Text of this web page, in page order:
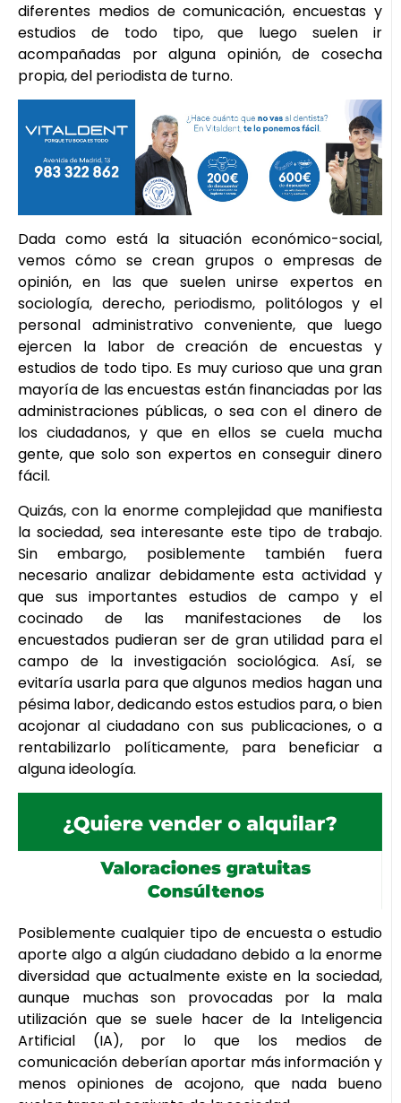
diferentes medios de comunicación, encuestas y
estudios de todo tipo, que luego suelen ir
acompañadas por alguna opinión, de cosecha
propia, del periodista de turno.
Dada como está la situación económico-social,
vemos cómo se crean grupos o empresas de
opinión, en las que suelen unirse expertos en
sociología, derecho, periodismo, politólogos y el
personal administrativo conveniente, que luego
ejercen la labor de creación de encuestas y
estudios de todo tipo. Es muy curioso que una gran
mayoría de las encuestas están financiadas por las
administraciones públicas, o sea con el dinero de
los ciudadanos, y que en ellos se cuela mucha
gente, que solo son expertos en conseguir dinero
fácil.
Quizás, con la enorme complejidad que manifiesta
la sociedad, sea interesante este tipo de trabajo.
Sin embargo, posiblemente también fuera
necesario analizar debidamente esta actividad y
que sus importantes estudios de campo y el
cocinado de las manifestaciones de los
encuestados pudieran ser de gran utilidad para el
campo de la investigación sociológica. Así, se
evitaría usarla para que algunos medios hagan una
pésima labor, dedicando estos estudios para, o bien
acojonar al ciudadano con sus publicaciones, o a
rentabilizarlo políticamente, para beneficiar a
alguna ideología.
Posiblemente cualquier tipo de encuesta o estudio
aporte algo a algún ciudadano debido a la enorme
diversidad que actualmente existe en la sociedad,
aunque muchas son provocadas por la mala
utilización que se suele hacer de la Inteligencia
Artificial (IA), por lo que los medios de
comunicación deberían aportar más información y
menos opiniones de acojono, que nada bueno